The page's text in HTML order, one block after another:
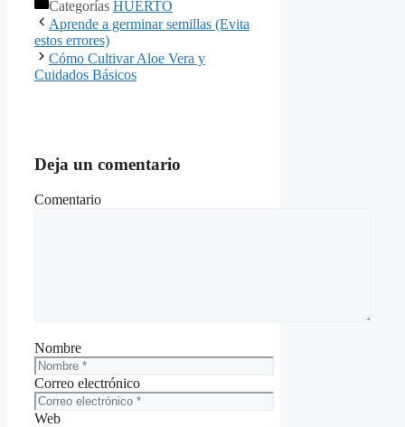
Categorías HUERTO
Aprende a germinar semillas (Evita
estos errores)
Cómo Cultivar Aloe Vera y
Cuidados Básicos
Deja un comentario
Comentario
Nombre
Correo electrónico
Web